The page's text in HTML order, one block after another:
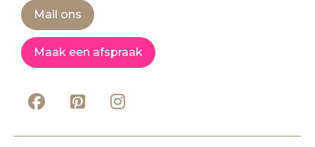
Mail ons
Maak een afspraak